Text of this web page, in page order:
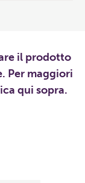
il prodotto
Per maggiori
qui sopra.